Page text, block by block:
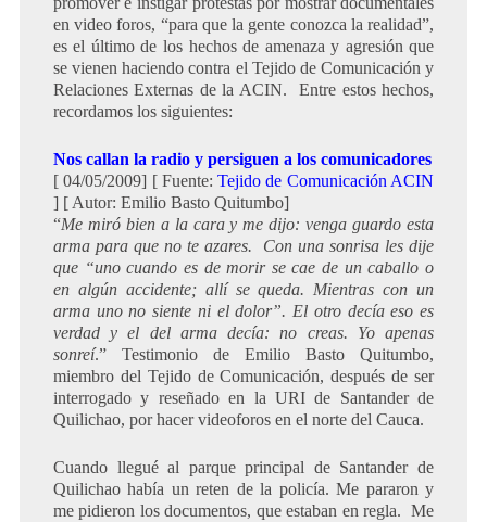
en video foros, “para que la gente conozca la realidad”,
es el último de los hechos de amenaza y agresión que
se vienen haciendo contra el Tejido de Comunicación y
Relaciones Externas de la ACIN. Entre estos hechos,
recordamos los siguientes:
Nos callan la radio y persiguen a los comunicadores
[ 04/05/2009] [ Fuente:Tejido de Comunicación ACIN
] [ Autor: Emilio Basto Quitumbo]
“Me miró bien a la cara y me dijo: venga guardo esta
arma para que no te azares. Con una sonrisa les dije
que “uno cuando es de morir se cae de un caballo o
en algún accidente; allí se queda. Mientras con un
arma uno no siente ni el dolor”. El otro decía eso es
verdad y el del arma decía: no creas. Yo apenas
sonreí.” Testimonio de Emilio Basto Quitumbo,
miembro del Tejido de Comunicación, después de ser
interrogado y reseñado en la URI de Santander de
Quilichao, por hacer videoforos en el norte del Cauca.
Cuando llegué al parque principal de Santander de
Quilichao había un reten de la policía. Me pararon y
me pidieron los documentos, que estaban en regla. Me